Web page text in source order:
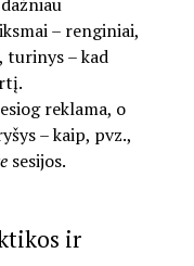
– renginiai,
turinys – kad
reklama, o
– kaip, pvz.,
sesijos.
ir